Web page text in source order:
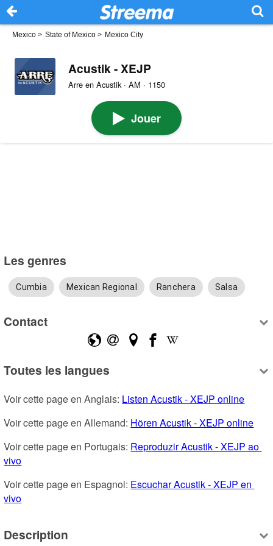
Mexico > State of Mexico > Mexico City
Acustik - XEJP
Arre en Acustik · AM · 1150
Jouer
Les genres
Cumbia Mexican Regional Ranchera Salsa
Contact
Toutes les langues
Voir cette page en Anglais: Listen Acustik - XEJP online
Voir cette page en Allemand: Hören Acustik - XEJP online
Voir cette page en Portugais: Reproduzir Acustik - XEJP ao
vivo
Voir cette page en Espagnol: Escuchar Acustik - XEJP en
vivo
Description